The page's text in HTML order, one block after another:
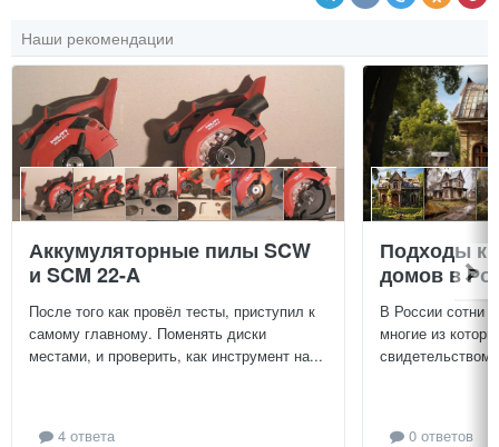
Наши рекомендации
Аккумуляторные пилы SCW
и SCM 22-A
После того как провёл тесты, приступил к
самому главному. Поменять диски
местами, и проверить, как инструмент на...
4 ответа
Подходы к
домов в
В России сотни
многие из
свидетельством
0 ответов